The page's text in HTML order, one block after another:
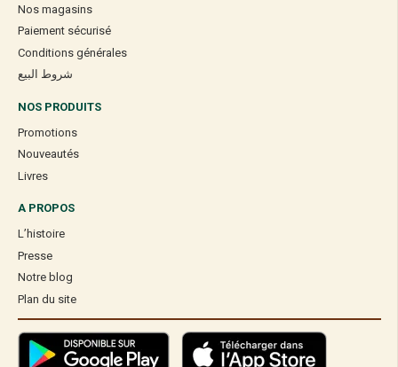
Nos magasins
Paiement sécurisé
Conditions générales
شروط البيع
NOS PRODUITS
Promotions
Nouveautés
Livres
A PROPOS
L’histoire
Presse
Notre blog
Plan du site